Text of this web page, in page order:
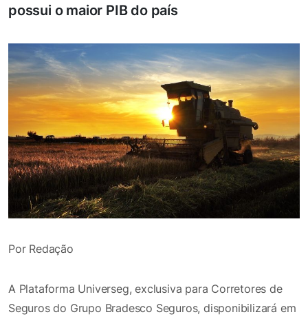
possui o maior PIB do país
Por Redação
A Plataforma Universeg, exclusiva para Corretores de
Seguros do Grupo Bradesco Seguros, disponibilizará em